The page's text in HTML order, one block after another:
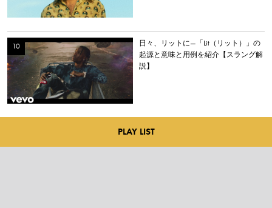
日々、リットに—「Lit（リット）」の
起源と意味と用例を紹介【スラング解
説】
PLAY LIST